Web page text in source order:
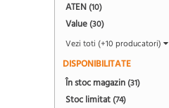
ATEN (10)
Value (30)
Vezi toti (+10 producatori)
DISPONIBILITATE
În stoc magazin (31)
Stoc limitat (74)